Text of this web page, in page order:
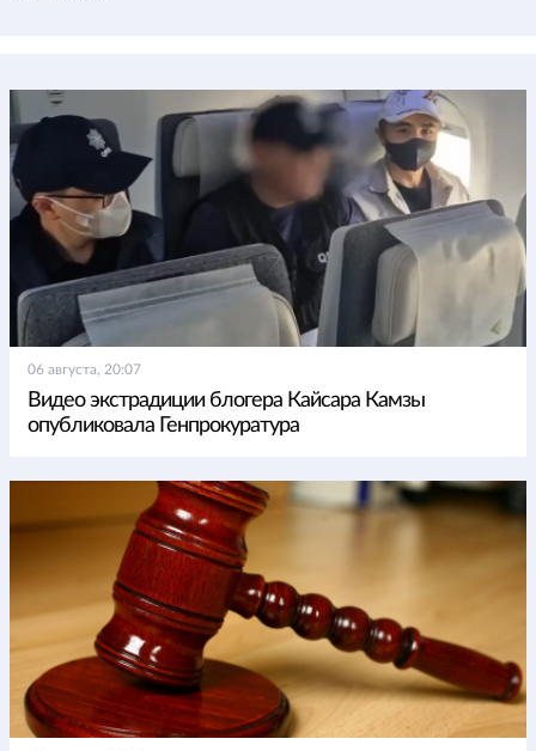
06 августа, 20:07
Видео экстрадиции блогера Кайсара Камзы
опубликовала Генпрокуратура